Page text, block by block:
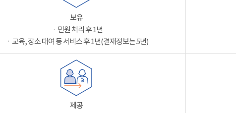
보유
ㆍ민원 처리 후 1년
ㆍ교육, 장소 대여 등 서비스 후 1년(결재정보는 5년)
제공